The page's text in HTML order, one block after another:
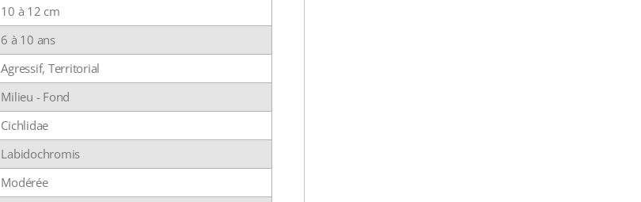
10 à 12 cm
6 à 10 ans
Agressif, Territorial
Milieu - Fond
Cichlidae
Labidochromis
Modérée